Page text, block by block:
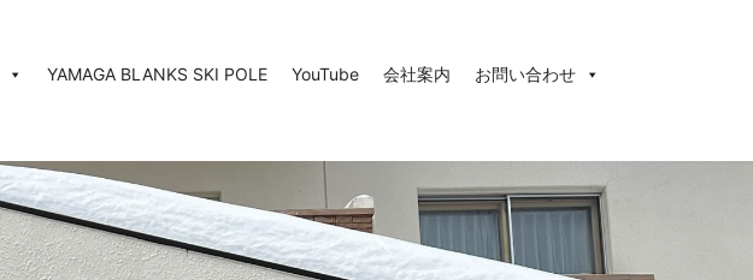
YAMAGA BLANKS SKI POLE YouTube 会社案内 お問い合わせ